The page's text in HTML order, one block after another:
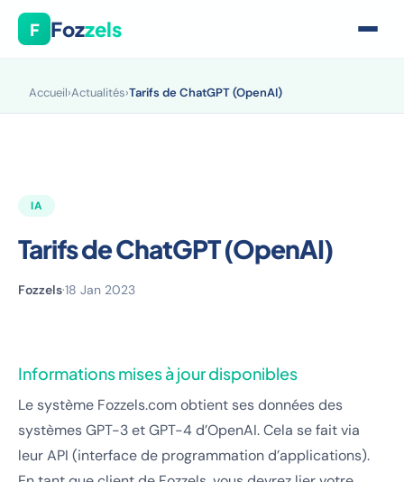
F Fozzels
Accueil›Actualités›Tarifs de ChatGPT (OpenAI)
IA
Tarifs de ChatGPT (OpenAI)
Fozzels·18 Jan 2023
Informations mises à jour disponibles
Le système Fozzels.com obtient ses données des
systèmes GPT-3 et GPT-4 d’OpenAI. Cela se fait via
leur API (interface de programmation d’applications).